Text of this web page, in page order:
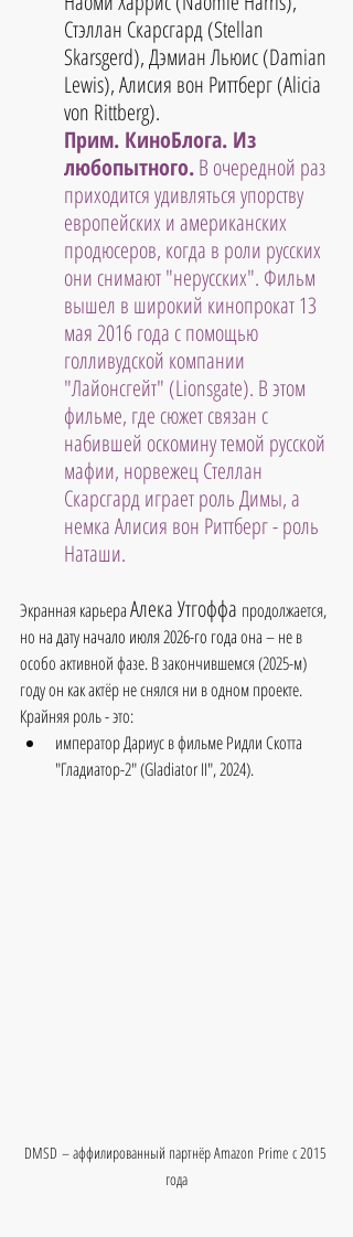
Стэллан Скарсгард (Stellan
Skarsgеrd), Дэмиан Льюис (Damian
Lewis), Алисия вон Риттберг (Alicia
von Rittberg).
Прим. КиноБлога. Из
любопытного. В очередной раз
приходится удивляться упорству
европейских и американских
продюсеров, когда в роли русских
они снимают "нерусских". Фильм
вышел в широкий кинопрокат 13
мая 2016 года с помощью
голливудской компании
"Лайонсгейт" (Lionsgate). В этом
фильме, где сюжет связан с
набившей оскомину темой русской
мафии, норвежец Стеллан
Скарсгард играет роль Димы, а
немка Алисия вон Риттберг - роль
Наташи.
Экранная карьера Алека Утгоффа продолжается,
но на дату начало июля 2026-го года она – не в
особо активной фазе. В закончившемся (2025-м)
году он как актёр не снялся ни в одном проекте.
Крайняя роль - это:
император Дариус в фильме Ридли Скотта
"Гладиатор-2" (Gladiator II", 2024).
DMSD – аффилированный партнёр Amazon Prime с 2015
года